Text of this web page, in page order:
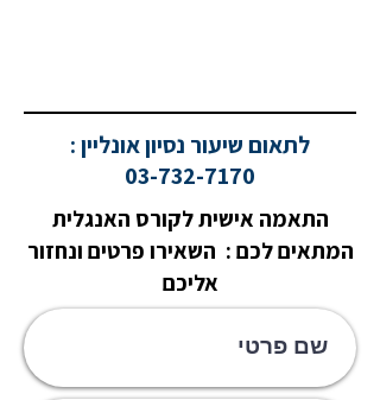
לתאום שיעור נסיון אונליין :
03-732-7170
התאמה אישית לקורס האנגלית
המתאים לכם : השאירו פרטים ונחזור
אליכם